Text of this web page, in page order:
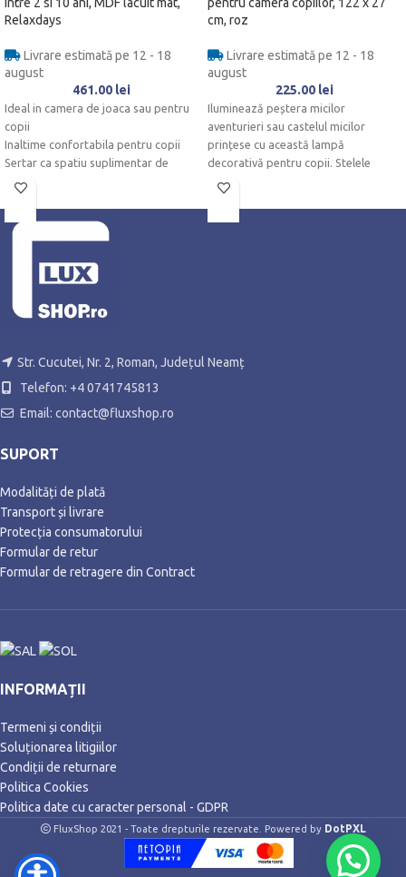
intre 2 si 10 ani, MDF lacuit mat,
Relaxdays
Livrare estimată pe 12 - 18
august
461.00 lei
Ideal in camera de joaca sau pentru
copii
Inaltime confortabila pentru copii
Sertar ca spatiu suplimentar de
depozitare
multe altele.
pentru camera copiilor, 122 x 27
cm, roz
Livrare estimată pe 12 - 18
august
225.00 lei
Iluminează peștera micilor
aventurieri sau castelul micilor
prințese cu această lampă
decorativă pentru copii. Stelele
transparente din abajurul colorat din
Str. Cucutei, Nr. 2, Roman, Județul Neamț
Telefon: +4 0741745813
Email: contact@fluxshop.ro
SUPORT
Modalități de plată
Transport și livrare
Protecția consumatorului
Formular de retur
Formular de retragere din Contract
INFORMAȚII
Termeni și condiții
Soluționarea litigiilor
Condiții de returnare
Politica Cookies
Politica date cu caracter personal - GDPR
FluxShop 2021 - Toate drepturile rezervate. Powered by DotPXL